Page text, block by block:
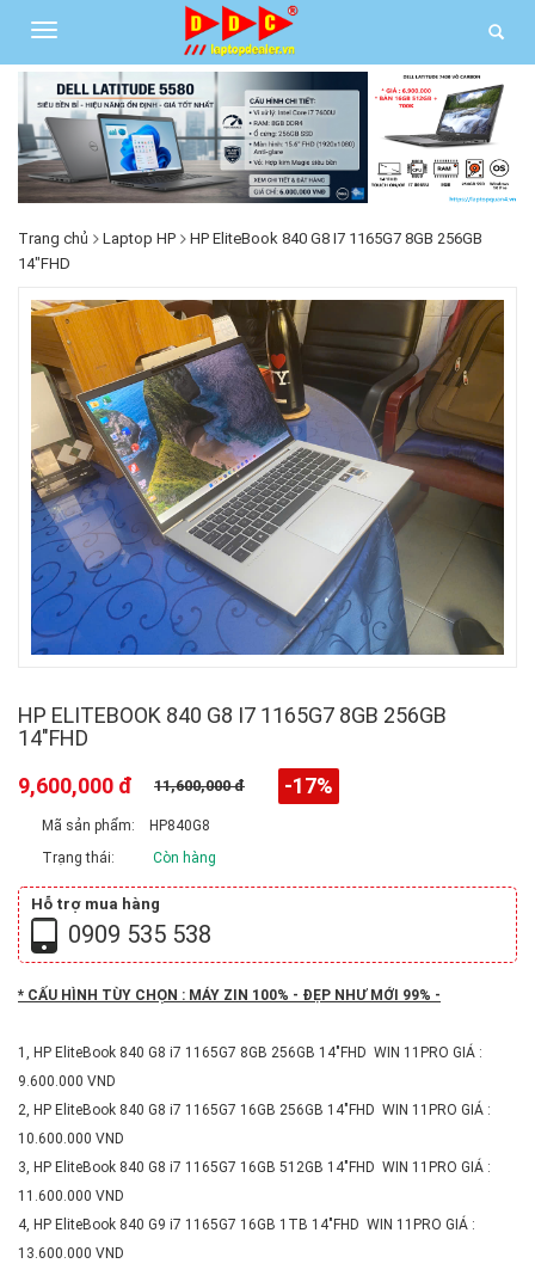
Trang chủ Laptop HP
HP EliteBook 840 G8 I7 1165G7 8GB 256GB
14"FHD
HP ELITEBOOK 840 G8 I7 1165G7 8GB 256GB
14"FHD
9,600,000 đ
11,600,000 đ -17%
Mã sản phẩm:
HP840G8
Trạng thái:
Còn hàng
Hỗ trợ mua hàng
0909 535 538
* CẤU HÌNH TÙY CHỌN : MÁY ZIN 100% - ĐẸP NHƯ MỚI 99% -
1, HP EliteBook 840 G8 i7 1165G7 8GB 256GB 14"FHD WIN 11PRO GIÁ :
9.600.000 VND
2, HP EliteBook 840 G8 i7 1165G7 16GB 256GB 14"FHD WIN 11PRO GIÁ :
10.600.000 VND
3, HP EliteBook 840 G8 i7 1165G7 16GB 512GB 14"FHD WIN 11PRO GIÁ :
11.600.000 VND
4, HP EliteBook 840 G9 i7 1165G7 16GB 1TB 14"FHD WIN 11PRO GIÁ :
13.600.000 VND